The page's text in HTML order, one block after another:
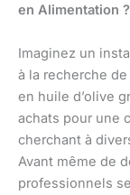
en Alimentation ?
Imaginez un
à la recherche
en huile d’olive
achats pour une
cherchant à
Avant même de
professionnels